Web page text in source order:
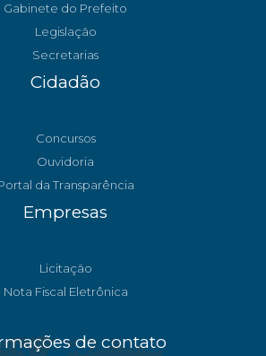
Gabinete do Prefeito
Legislação
Secretarias
Cidadão
Concursos
Ouvidoria
da Transparência
Empresas
Licitação
Nota Fiscal Eletrônica
de contato